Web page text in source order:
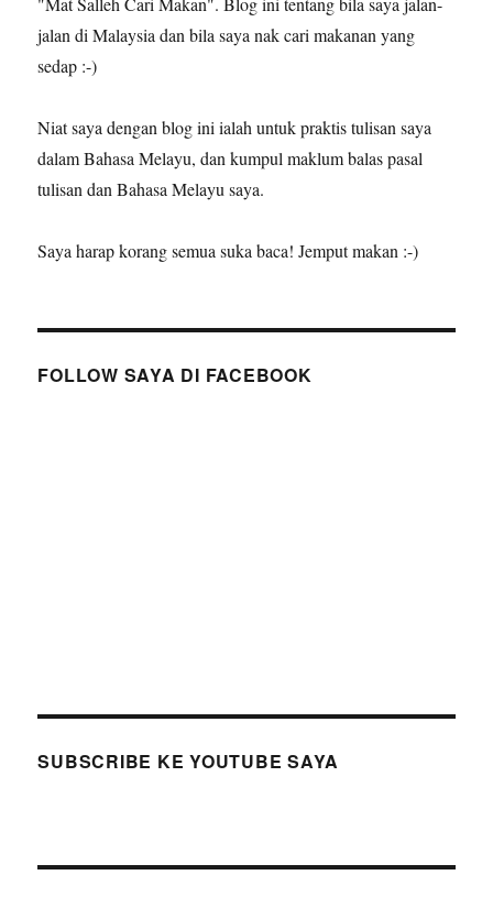
jalan di Malaysia dan bila saya nak cari makanan yang
sedap :-)
Niat saya dengan blog ini ialah untuk praktis tulisan saya
dalam Bahasa Melayu, dan kumpul maklum balas pasal
tulisan dan Bahasa Melayu saya.
Saya harap korang semua suka baca! Jemput makan :-)
FOLLOW SAYA DI FACEBOOK
SUBSCRIBE KE YOUTUBE SAYA